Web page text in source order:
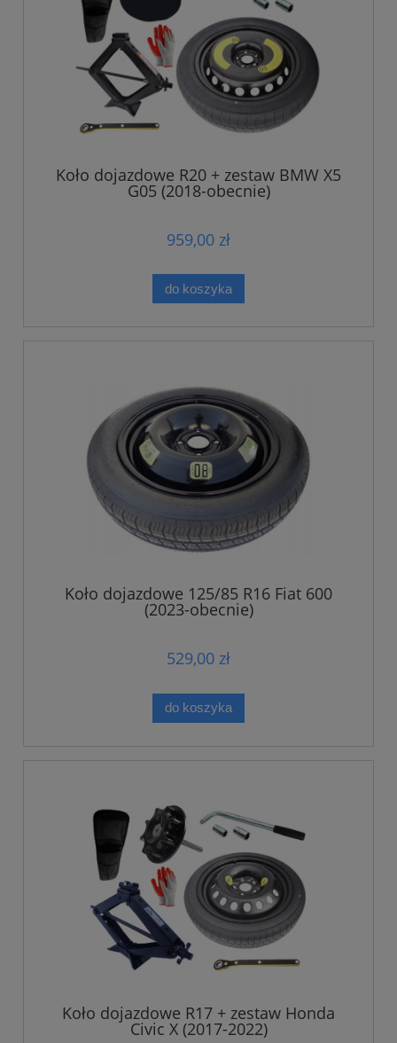
Koło dojazdowe R20 + zestaw BMW X5
G05 (2018-obecnie)
959,00 zł
do koszyka
Koło dojazdowe 125/85 R16 Fiat 600
(2023-obecnie)
529,00 zł
do koszyka
Koło dojazdowe R17 + zestaw Honda
Civic X (2017-2022)